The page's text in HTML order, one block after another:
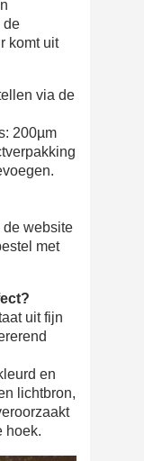
de
komt uit
via de
200µm
de website
met
uit fijn
en
lichtbron,
hoek.